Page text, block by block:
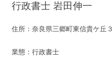
行政書士 岩田伸一
住所：奈良県三郷町東信貴ケ丘
業態：行政書士